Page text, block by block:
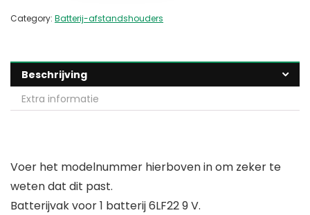
Category: Batterij-afstandshouders
Beschrijving
Extra informatie
Voer het modelnummer hierboven in om zeker te
weten dat dit past.
Batterijvak voor 1 batterij 6LF22 9 V.